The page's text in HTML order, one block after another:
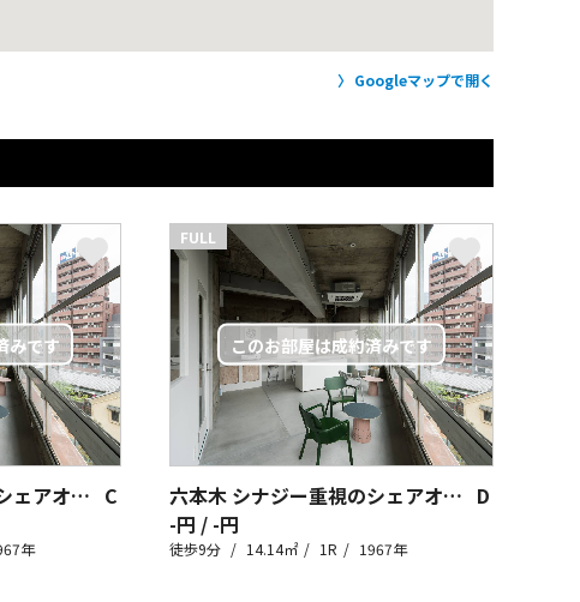
Googleマップで開く
六本木 シナジー重視のシェアオフィス C
年
FULL
六本木 シナジー重視のシェアオフィス D
-円 / -円
徒歩9分 14.14㎡ 1R 1967年